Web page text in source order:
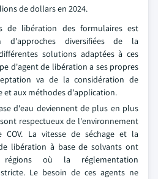
de dollars en 2024.
de libération des formulaires est
d'approches diversifiées de la
solutions adaptées à ces
d'agent de libération a ses propres
va de la considération de
et aux méthodes d'application.
d'eau deviennent de plus en plus
respectueux de l'environnement
La vitesse de séchage et la
libération à base de solvants ont
où la réglementation
Le besoin de ces agents ne